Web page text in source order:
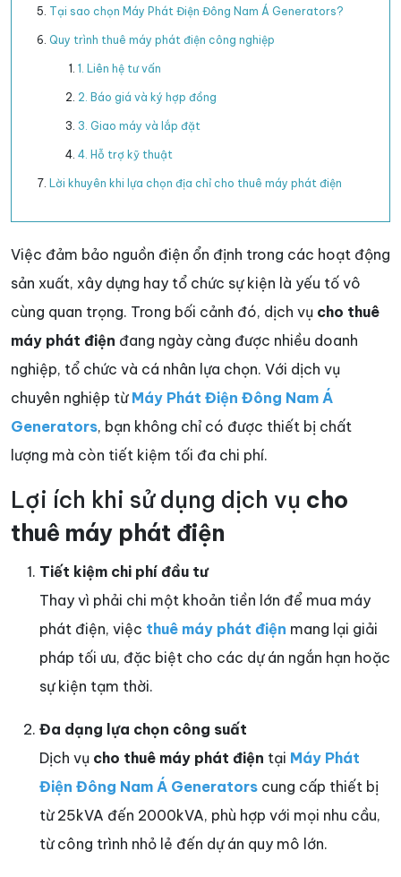
Tại sao chọn Máy Phát Điện Đông Nam Á Generators?
Quy trình thuê máy phát điện công nghiệp
1. Liên hệ tư vấn
2. Báo giá và ký hợp đồng
3. Giao máy và lắp đặt
4. Hỗ trợ kỹ thuật
Lời khuyên khi lựa chọn địa chỉ cho thuê máy phát điện
Việc đảm bảo nguồn điện ổn định trong các hoạt động
sản xuất, xây dựng hay tổ chức sự kiện là yếu tố vô
cùng quan trọng. Trong bối cảnh đó, dịch vụ cho thuê
máy phát điện đang ngày càng được nhiều doanh
nghiệp, tổ chức và cá nhân lựa chọn. Với dịch vụ
chuyên nghiệp từ Máy Phát Điện Đông Nam Á
Generators, bạn không chỉ có được thiết bị chất
lượng mà còn tiết kiệm tối đa chi phí.
Lợi ích khi sử dụng dịch vụ cho
thuê máy phát điện
Tiết kiệm chi phí đầu tư
Thay vì phải chi một khoản tiền lớn để mua máy
phát điện, việc thuê máy phát điện mang lại giải
pháp tối ưu, đặc biệt cho các dự án ngắn hạn hoặc
sự kiện tạm thời.
Đa dạng lựa chọn công suất
Dịch vụ cho thuê máy phát điện tại Máy Phát
Điện Đông Nam Á Generators cung cấp thiết bị
từ 25kVA đến 2000kVA, phù hợp với mọi nhu cầu,
từ công trình nhỏ lẻ đến dự án quy mô lớn.